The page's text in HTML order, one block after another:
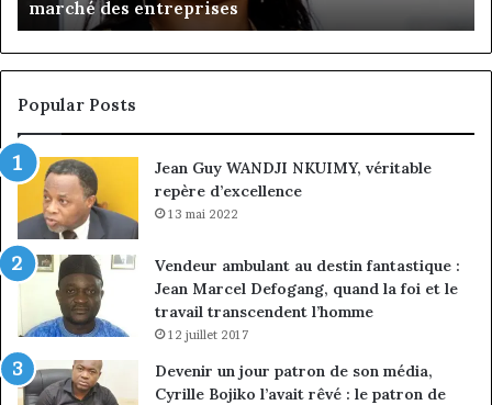
l’expérience
client
à
la
conquête
marché
des
entreprises
marché des entreprises
Popular Posts
Jean Guy WANDJI NKUIMY, véritable
repère d’excellence
13 mai 2022
Vendeur ambulant au destin fantastique :
Jean Marcel Defogang, quand la foi et le
travail transcendent l’homme
12 juillet 2017
Devenir un jour patron de son média,
Cyrille Bojiko l’avait rêvé : le patron de